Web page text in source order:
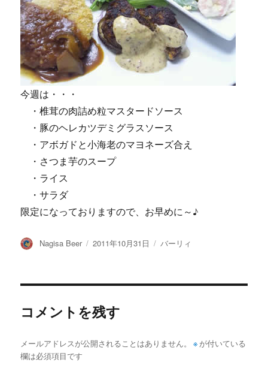
今週は・・・
・椎茸の肉詰め粒マスタードソース
・豚のヘレカツデミグラスソース
・アボガドと小海老のマヨネーズ合え
・さつま芋のスープ
・ライス
・サラダ
限定になっておりますので、お早めに～♪
投
Nagisa Beer
投
2011年10月31日
カ
バーリィ
コメントを残す
メールアドレスが公開されることはありません。 ※ が付いている
欄は必須項目です